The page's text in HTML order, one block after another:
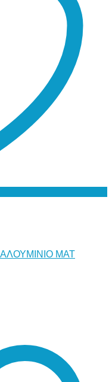
ΑΛΟΥΜΙΝΙΟ ΜΑΤ